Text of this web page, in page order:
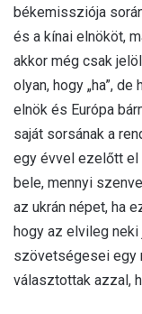
békemissziója
és a kínai elnököt,
akkor még csak
olyan, hogy „ha”,
elnök és Európa
saját sorsának a
egy évvel ezelőtt el
bele, mennyi
az ukrán népet, ha
hogy az elvileg neki
szövetségesei egy
választottak azzal,